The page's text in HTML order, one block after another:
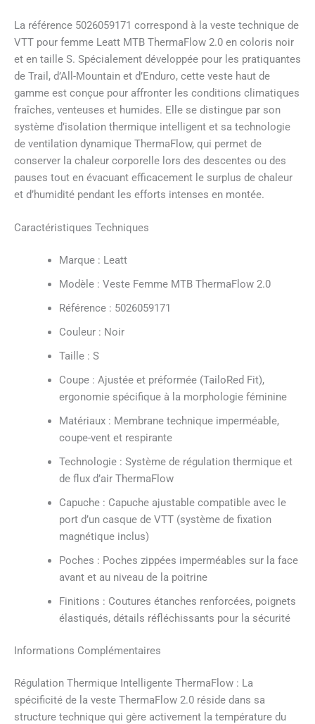
La référence 5026059171 correspond à la veste technique de
VTT pour femme Leatt MTB ThermaFlow 2.0 en coloris noir
et en taille S. Spécialement développée pour les pratiquantes
de Trail, d’All-Mountain et d’Enduro, cette veste haut de
gamme est conçue pour affronter les conditions climatiques
fraîches, venteuses et humides. Elle se distingue par son
système d’isolation thermique intelligent et sa technologie
de ventilation dynamique ThermaFlow, qui permet de
conserver la chaleur corporelle lors des descentes ou des
pauses tout en évacuant efficacement le surplus de chaleur
et d’humidité pendant les efforts intenses en montée.
Caractéristiques Techniques
Marque : Leatt
Modèle : Veste Femme MTB ThermaFlow 2.0
Référence : 5026059171
Couleur : Noir
Taille : S
Coupe : Ajustée et préformée (TailoRed Fit),
ergonomie spécifique à la morphologie féminine
Matériaux : Membrane technique imperméable,
coupe-vent et respirante
Technologie : Système de régulation thermique et
de flux d’air ThermaFlow
Capuche : Capuche ajustable compatible avec le
port d’un casque de VTT (système de fixation
magnétique inclus)
Poches : Poches zippées imperméables sur la face
avant et au niveau de la poitrine
Finitions : Coutures étanches renforcées, poignets
élastiqués, détails réfléchissants pour la sécurité
Informations Complémentaires
Régulation Thermique Intelligente ThermaFlow : La
spécificité de la veste ThermaFlow 2.0 réside dans sa
structure technique qui gère activement la température du